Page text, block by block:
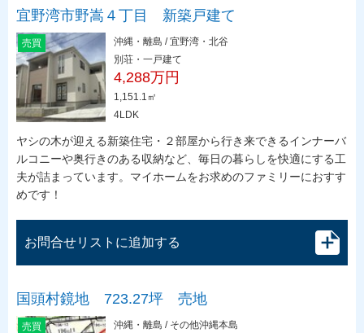
宜野湾市野嵩４丁目 新築戸建て
売買
沖縄・離島 / 宜野湾・北谷
別荘・一戸建て
4,288万円
1,151.1㎡
4LDK
ヤシの木が迎える新築住宅・２部屋から行き来できるインナーバ
ルコニーや奥行きのある収納など、毎日の暮らしを快適にする工
夫が詰まっています。マイホームをお求めのファミリーにおすす
めです！
お問合せリストに追加する
国頭村鏡地 723.27坪 売地
売買
沖縄・離島 / その他沖縄本島